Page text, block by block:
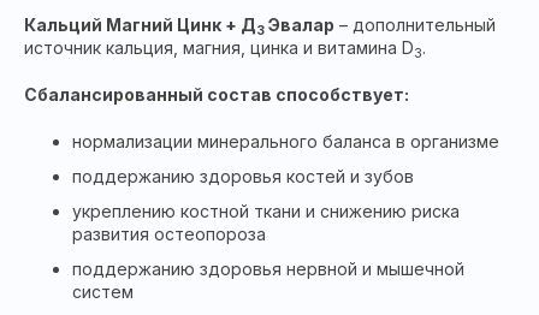
Кальций Магний Цинк + Д3 Эвалар – дополнительный
источник кальция, магния, цинка и витамина D3.
Сбалансированный состав способствует:
нормализации минерального баланса в организме
поддержанию здоровья костей и зубов
укреплению костной ткани и снижению риска
развития остеопороза
поддержанию здоровья нервной и мышечной
систем